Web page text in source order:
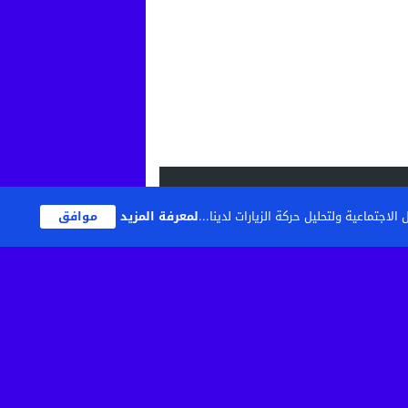
ولتحليل حركة الزيارات لدينا...لمعرفة المزيد موافق